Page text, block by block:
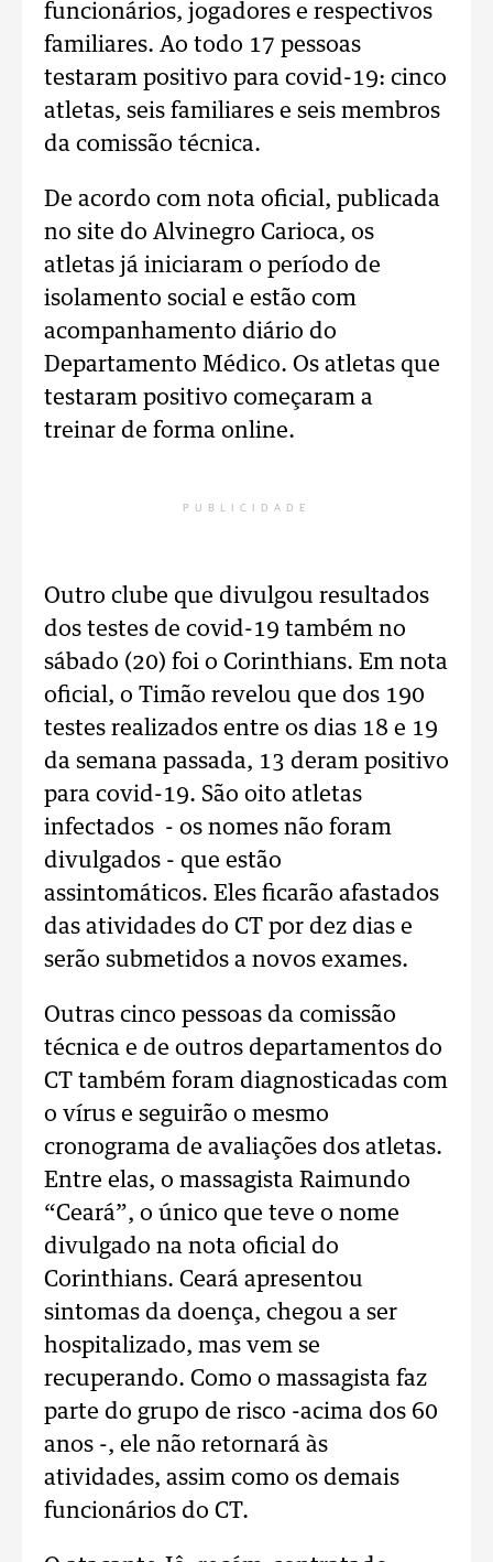
funcionários, jogadores e respectivos
familiares. Ao todo 17 pessoas
testaram positivo para covid-19: cinco
atletas, seis familiares e seis membros
da comissão técnica.
De acordo com nota oficial, publicada
no site do Alvinegro Carioca, os
atletas já iniciaram o período de
isolamento social e estão com
acompanhamento diário do
Departamento Médico. Os atletas que
testaram positivo começaram a
treinar de forma online.
PUBLICIDADE
Outro clube que divulgou resultados
dos testes de covid-19 também no
sábado (20) foi o Corinthians. Em nota
oficial, o Timão revelou que dos 190
testes realizados entre os dias 18 e 19
da semana passada, 13 deram positivo
para covid-19. São oito atletas
infectados - os nomes não foram
divulgados - que estão
assintomáticos. Eles ficarão afastados
das atividades do CT por dez dias e
serão submetidos a novos exames.
Outras cinco pessoas da comissão
técnica e de outros departamentos do
CT também foram diagnosticadas com
o vírus e seguirão o mesmo
cronograma de avaliações dos atletas.
Entre elas, o massagista Raimundo
“Ceará”, o único que teve o nome
divulgado na nota oficial do
Corinthians. Ceará apresentou
sintomas da doença, chegou a ser
hospitalizado, mas vem se
recuperando. Como o massagista faz
parte do grupo de risco -acima dos 60
anos -, ele não retornará às
atividades, assim como os demais
funcionários do CT.